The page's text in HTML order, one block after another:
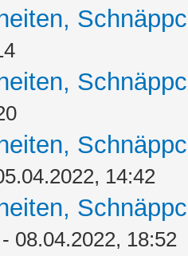
14:42
- 08.04.2022, 18:52